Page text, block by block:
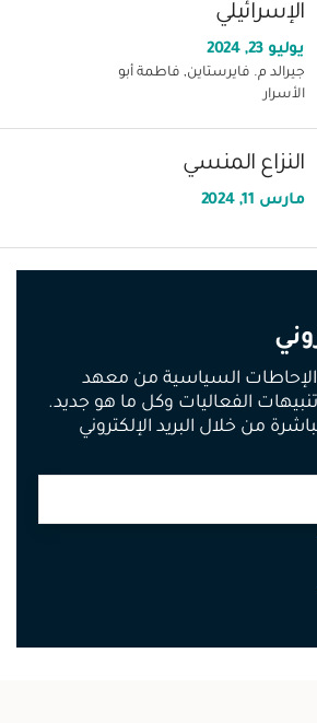
الإسرائيلي
يوليو 23, 2024
جيرالد م. فايرستاين, فاطمة أبو
الأسرار
النزاع المنسي
مارس 11, 2024
السياسية من معهد
الفعاليات وكل ما هو جديد.
من خلال البريد الإلكتروني